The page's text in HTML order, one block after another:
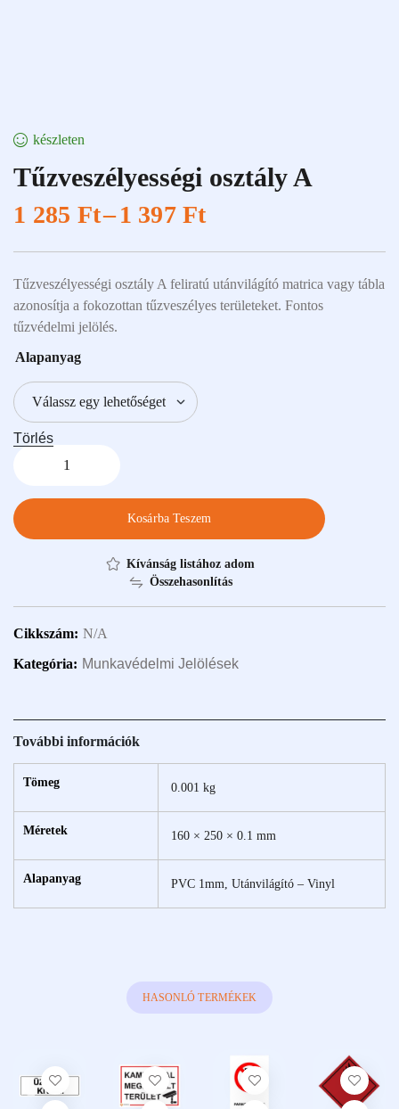
készleten
Tűzveszélyességi osztály A
1 285 Ft–1 397Ft
Tűzveszélyességi osztály A feliratú utánvilágító matrica vagy tábla
azonosítja a fokozottan tűzveszélyes területeket. Fontos
tűzvédelmi jelölés.
Alapanyag
Törlés
Kosárba Teszem
Kívánság listához adom
Összehasonlítás
Cikkszám: N/A
Kategória: Munkavédelmi Jelölések
További információk
Tömeg 0.001 kg
Méretek 160 × 250 × 0.1 mm
Alapanyag PVC 1mm, Utánvilágító – Vinyl
HASONLÓ TERMÉKEK